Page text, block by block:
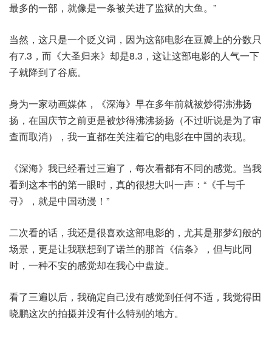
最多的一部，就像是一条被关进了监狱的大鱼。”
当然，这只是一个贬义词，因为这部电影在豆瓣上的分数只
有7.3，而《大圣归来》却是8.3，这让这部电影的人气一下
子就降到了谷底。
身为一家动画媒体，《深海》早在多年前就被炒得沸沸扬
扬，在国庆节之前更是被炒得沸沸扬扬（不过听说是为了审
查而取消），我一直都在关注着它的电影在中国的表现。
《深海》我已经看过三遍了，每次看都有不同的感觉。当我
看到这本书的第一眼时，真的很想大叫一声：“《千与千
寻》，就是中国动漫！”
二次看的话，我还是很喜欢这部电影的，尤其是那梦幻般的
场景，更是让我联想到了诺兰的那首《信条》，但与此同
时，一种不安的感觉却在我心中盘旋。
看了三遍以后，我确定自己没有感觉到任何不适，我觉得田
晓鹏这次的拍摄并没有什么特别的地方。